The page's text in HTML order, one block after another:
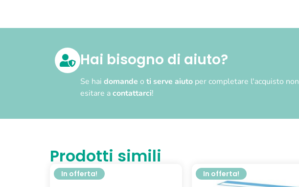
Hai bisogno di aiuto?
Se hai domande o ti serve aiuto per completare l'acquisto non
esitare acontattarci!
Prodotti simili
In offerta! In offerta!